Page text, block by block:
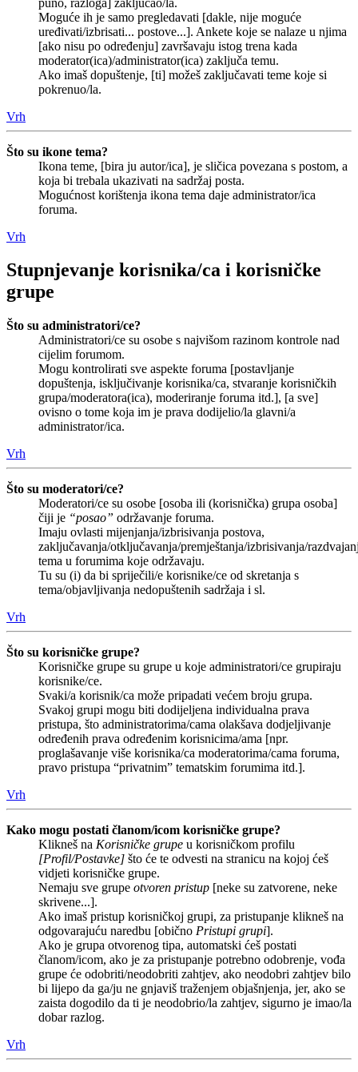
Moguće ih je samo pregledavati [dakle, nije moguće
uređivati/izbrisati... postove...]. Ankete koje se nalaze u njima
[ako nisu po određenju] završavaju istog trena kada
moderator(ica)/administrator(ica) zaključa temu.
Ako imaš dopuštenje, [ti] možeš zaključavati teme koje si
pokrenuo/la.
Vrh
Što su ikone tema?
Ikona teme, [bira ju autor/ica], je sličica povezana s postom, a
koja bi trebala ukazivati na sadržaj posta.
Mogućnost korištenja ikona tema daje administrator/ica
foruma.
Vrh
Stupnjevanje korisnika/ca i korisničke
grupe
Što su administratori/ce?
Administratori/ce su osobe s najvišom razinom kontrole nad
cijelim forumom.
Mogu kontrolirati sve aspekte foruma [postavljanje
dopuštenja, isključivanje korisnika/ca, stvaranje korisničkih
grupa/moderatora(ica), moderiranje foruma itd.], [a sve]
ovisno o tome koja im je prava dodijelio/la glavni/a
administrator/ica.
Vrh
Što su moderatori/ce?
Moderatori/ce su osobe [osoba ili (korisnička) grupa osoba]
čiji je “posao” održavanje foruma.
Imaju ovlasti mijenjanja/izbrisivanja postova,
zaključavanja/otključavanja/premještanja/izbrisivanja/
tema u forumima koje održavaju.
Tu su (i) da bi spriječili/e korisnike/ce od skretanja s
tema/objavljivanja nedopuštenih sadržaja i sl.
Vrh
Što su korisničke grupe?
Korisničke grupe su grupe u koje administratori/ce grupiraju
korisnike/ce.
Svaki/a korisnik/ca može pripadati većem broju grupa.
Svakoj grupi mogu biti dodijeljena individualna prava
pristupa, što administratorima/cama olakšava dodjeljivanje
određenih prava određenim korisnicima/ama [npr.
proglašavanje više korisnika/ca moderatorima/cama foruma,
pravo pristupa “privatnim” tematskim forumima itd.].
Vrh
Kako mogu postati članom/icom korisničke grupe?
Klikneš na Korisničke grupe u korisničkom profilu
[Profil/Postavke] što će te odvesti na stranicu na kojoj ćeš
vidjeti korisničke grupe.
Nemaju sve grupe otvoren pristup [neke su zatvorene, neke
skrivene...].
Ako imaš pristup korisničkoj grupi, za pristupanje klikneš na
odgovarajuću naredbu [obično Pristupi grupi].
Ako je grupa otvorenog tipa, automatski ćeš postati
članom/icom, ako je za pristupanje potrebno odobrenje, vođa
grupe će odobriti/neodobriti zahtjev, ako neodobri zahtjev bilo
bi lijepo da ga/ju ne gnjaviš traženjem objašnjenja, jer, ako se
zaista dogodilo da ti je neodobrio/la zahtjev, sigurno je imao/la
dobar razlog.
Vrh